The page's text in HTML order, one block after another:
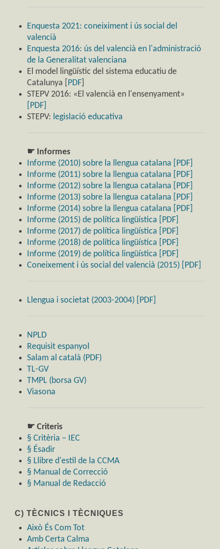
Enquesta 2021: coneiximent i ús social del
valencià
Enquesta 2016: ús del valencià en l'administració
de la Generalitat valenciana
El model lingüístic del sistema educatiu de
Catalunya [ PDF
STEPV 2016: «El valencià en l'ensenyament»
[PDF]
STEPV: legislació educativa
☛ Informes
Informe (2010) sobre la llengua catalana [PDF]
Informe (2011) sobre la llengua catalana [PDF]
Informe (2012) sobre la llengua catalana [PDF]
Informe (2013) sobre la llengua catalana [PDF]
Informe (2014) sobre la llengua catalana [PDF]
Informe (2015) de política lingüística [PDF]
Informe (2017) de política lingüística [PDF]
Informe (2018) de política lingüística [PDF]
Informe (2019) de política lingüística [PDF]
Coneixement i ús social del valencià (2015) [PDF]
Llengua i societat (2003-2004) [PDF]
NPLD
Requisit espanyol
Salam al català (PDF)
TL-GV
TMPL (borsa GV)
Viasona
☛ Criteris
§ Critèria – IEC
§ Ésadir
§ Llibre d'estil de la CCMA
§ Manual de Correcció
§ Manual de Redacció
C) TÈCNICS I TÈCNIQUES
Això És Com Tot
Amb Certa Calma